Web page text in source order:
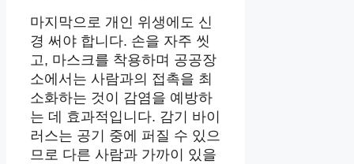
마지막으로 개인 위생에도 신
경 써야 합니다. 손을 자주 씻
고, 마스크를 착용하며 공공장
소에서는 사람과의 접촉을 최
소화하는 것이 감염을 예방하
는 데 효과적입니다. 감기 바이
러스는 공기 중에 퍼질 수 있으
므로 다른 사람과 가까이 있을